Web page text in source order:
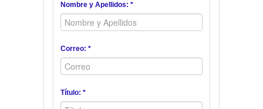
Nombre y Apellidos: *
Correo: *
Título: *